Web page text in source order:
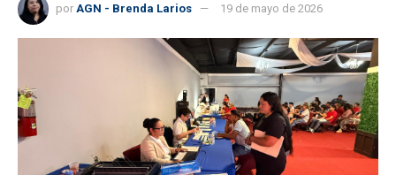
por AGN - Brenda Larios 19 de mayo de 2026